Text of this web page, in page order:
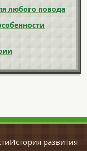
любого повода
История развития